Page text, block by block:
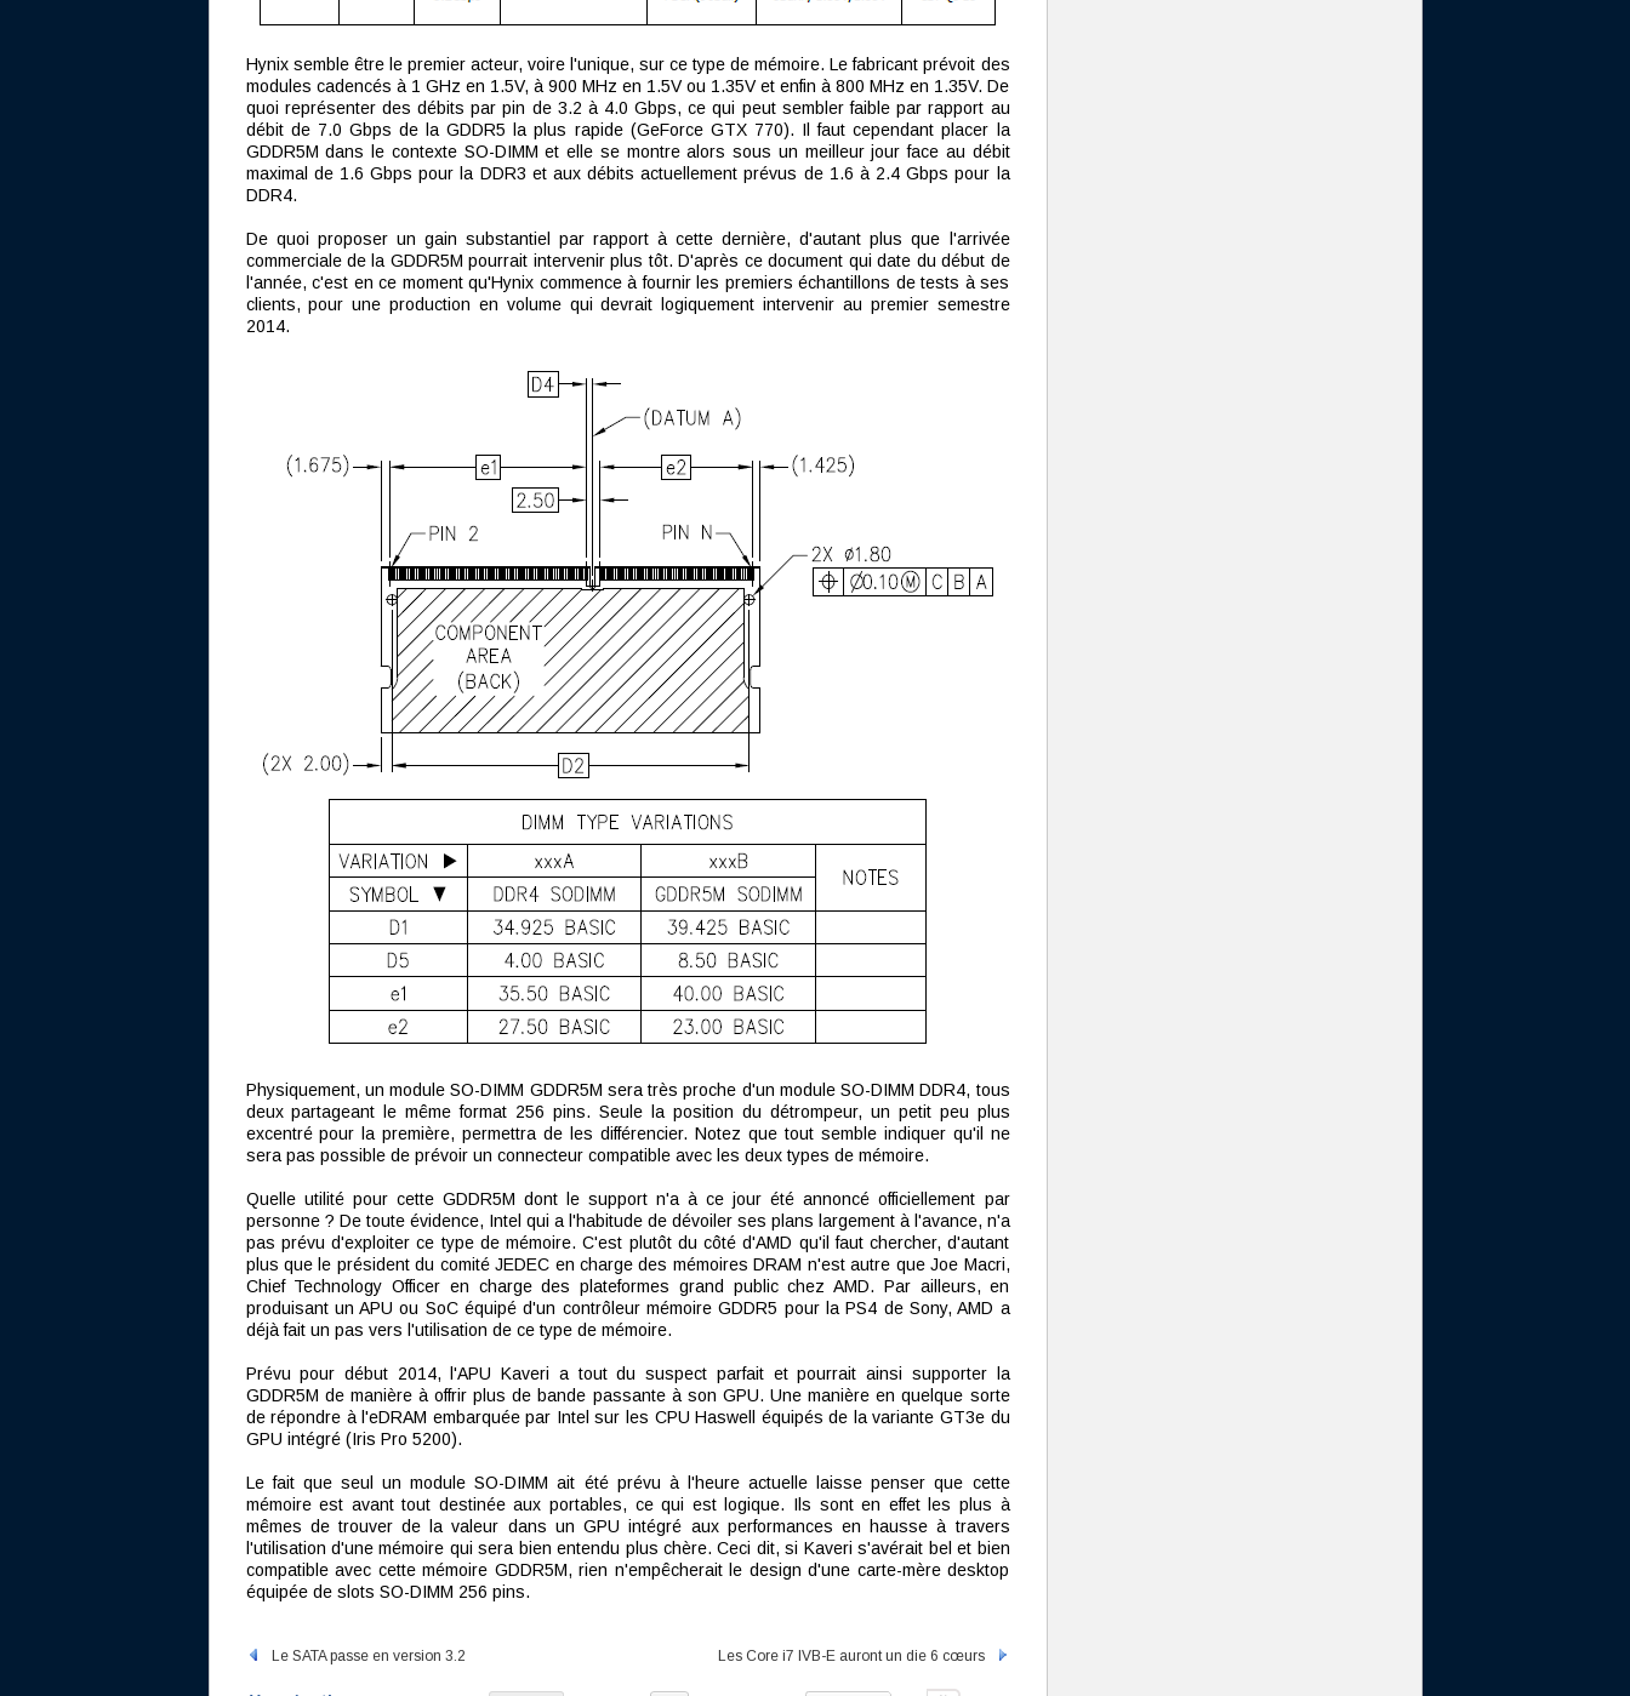
Hynix semble être le premier acteur, voire l'unique, sur ce type de mémoire. Le fabricant prévoit des
modules cadencés à 1 GHz en 1.5V, à 900 MHz en 1.5V ou 1.35V et enfin à 800 MHz en 1.35V. De
quoi représenter des débits par pin de 3.2 à 4.0 Gbps, ce qui peut sembler faible par rapport au
débit de 7.0 Gbps de la GDDR5 la plus rapide (GeForce GTX 770). Il faut cependant placer la
GDDR5M dans le contexte SO-DIMM et elle se montre alors sous un meilleur jour face au débit
maximal de 1.6 Gbps pour la DDR3 et aux débits actuellement prévus de 1.6 à 2.4 Gbps pour la
DDR4.
De quoi proposer un gain substantiel par rapport à cette dernière, d'autant plus que l'arrivée
commerciale de la GDDR5M pourrait intervenir plus tôt. D'après ce document qui date du début de
l'année, c'est en ce moment qu'Hynix commence à fournir les premiers échantillons de tests à ses
clients, pour une production en volume qui devrait logiquement intervenir au premier semestre
2014.
Physiquement, un module SO-DIMM GDDR5M sera très proche d'un module SO-DIMM DDR4, tous
deux partageant le même format 256 pins. Seule la position du détrompeur, un petit peu plus
excentré pour la première, permettra de les différencier. Notez que tout semble indiquer qu'il ne
sera pas possible de prévoir un connecteur compatible avec les deux types de mémoire.
Quelle utilité pour cette GDDR5M dont le support n'a à ce jour été annoncé officiellement par
personne ? De toute évidence, Intel qui a l'habitude de dévoiler ses plans largement à l'avance, n'a
pas prévu d'exploiter ce type de mémoire. C'est plutôt du côté d'AMD qu'il faut chercher, d'autant
plus que le président du comité JEDEC en charge des mémoires DRAM n'est autre que Joe Macri,
Chief Technology Officer en charge des plateformes grand public chez AMD. Par ailleurs, en
produisant un APU ou SoC équipé d'un contrôleur mémoire GDDR5 pour la PS4 de Sony, AMD a
déjà fait un pas vers l'utilisation de ce type de mémoire.
Prévu pour début 2014, l'APU Kaveri a tout du suspect parfait et pourrait ainsi supporter la
GDDR5M de manière à offrir plus de bande passante à son GPU. Une manière en quelque sorte
de répondre à l'eDRAM embarquée par Intel sur les CPU Haswell équipés de la variante GT3e du
GPU intégré (Iris Pro 5200).
Le fait que seul un module SO-DIMM ait été prévu à l'heure actuelle laisse penser que cette
mémoire est avant tout destinée aux portables, ce qui est logique. Ils sont en effet les plus à
mêmes de trouver de la valeur dans un GPU intégré aux performances en hausse à travers
l'utilisation d'une mémoire qui sera bien entendu plus chère. Ceci dit, si Kaveri s'avérait bel et bien
compatible avec cette mémoire GDDR5M, rien n'empêcherait le design d'une carte-mère desktop
équipée de slots SO-DIMM 256 pins.
Le SATA passe en version 3.2 Les Core i7 IVB-E auront un die 6 cœurs